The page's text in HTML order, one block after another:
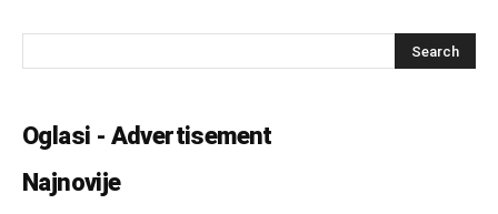
Oglasi - Advertisement
Najnovije